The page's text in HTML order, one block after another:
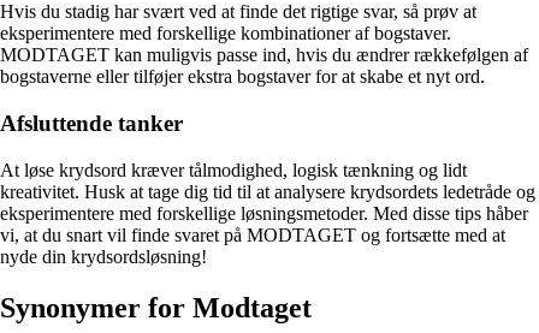
Hvis du stadig har svært ved at finde det rigtige svar, så prøv at
eksperimentere med forskellige kombinationer af bogstaver.
MODTAGET kan muligvis passe ind, hvis du ændrer rækkefølgen af
bogstaverne eller tilføjer ekstra bogstaver for at skabe et nyt ord.
Afsluttende tanker
At løse krydsord kræver tålmodighed, logisk tænkning og lidt
kreativitet. Husk at tage dig tid til at analysere krydsordets ledetråde og
eksperimentere med forskellige løsningsmetoder. Med disse tips håber
vi, at du snart vil finde svaret på MODTAGET og fortsætte med at
nyde din krydsordsløsning!
Synonymer for Modtaget